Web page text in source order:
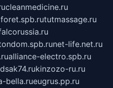
cleanmedicine.ru
tutmassage.ru
net-life.net.ru
alliance-electro.spb.ru
kinzozo-ru.ru
bella.rueugrus.pp.ru